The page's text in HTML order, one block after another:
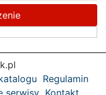
Regulamin
serwisy Kontakt